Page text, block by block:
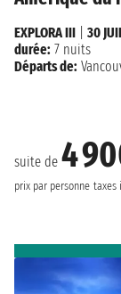
suite de 4
prix par personne taxes
EXPLORA III
30
durée: 7 nuits
Départs de: